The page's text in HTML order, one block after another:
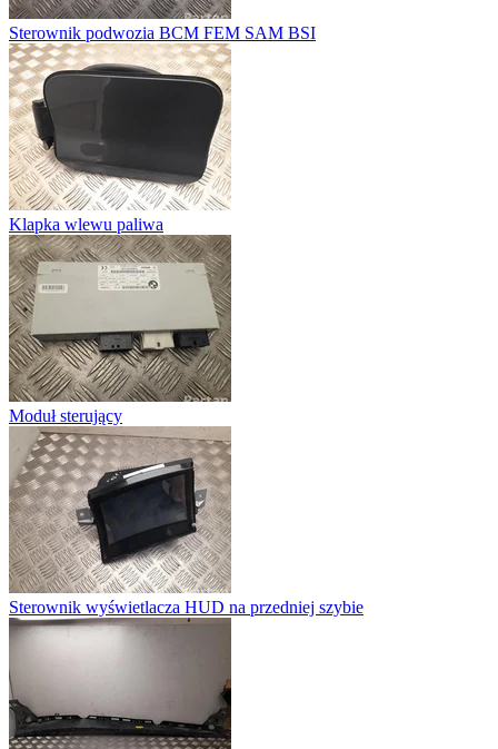
Sterownik podwozia BCM FEM SAM BSI
Klapka wlewu paliwa
Moduł sterujący
Sterownik wyświetlacza HUD na przedniej szybie